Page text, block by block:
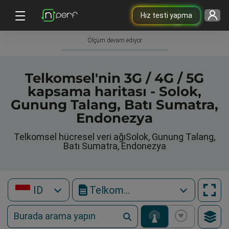
Hız testi yapma
Ölçüm devam ediyor
Telkomsel'nin 3G / 4G / 5G
kapsama haritası - Solok,
Gunung Talang, Batı Sumatra,
Endonezya
Telkomsel hücresel veri ağıSolok, Gunung Talang,
Batı Sumatra, Endonezya
ID Telkomsel